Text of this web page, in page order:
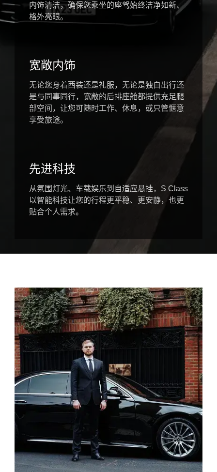
内饰清洁，确保您乘坐的座驾始终洁净如新、
格外亮眼。
宽敞内饰
无论您身着西装还是礼服，无论是独自出行还
是与同事同行，宽敞的后排座舱都提供充足腿
部空间，让您可随时工作、休息，或只管惬意
享受旅途。
先进科技
从氛围灯光、车载娱乐到自适应悬挂，S Class
以智能科技让您的行程更平稳、更安静，也更
贴合个人需求。